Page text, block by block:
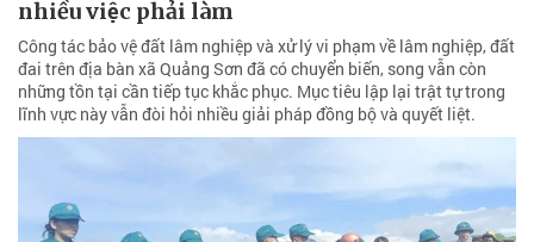
nhiều việc phải làm
Công tác bảo vệ đất lâm nghiệp và xử lý vi phạm về lâm nghiệp, đất
đai trên địa bàn xã Quảng Sơn đã có chuyển biến, song vẫn còn
những tồn tại cần tiếp tục khắc phục. Mục tiêu lập lại trật tự trong
lĩnh vực này vẫn đòi hỏi nhiều giải pháp đồng bộ và quyết liệt.